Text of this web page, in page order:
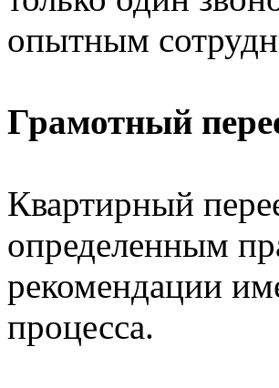
опытным
Грамотный
Квартирный
определенным
рекомендации
процесса.